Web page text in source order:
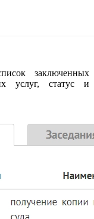
заключенных
услуг, статус и